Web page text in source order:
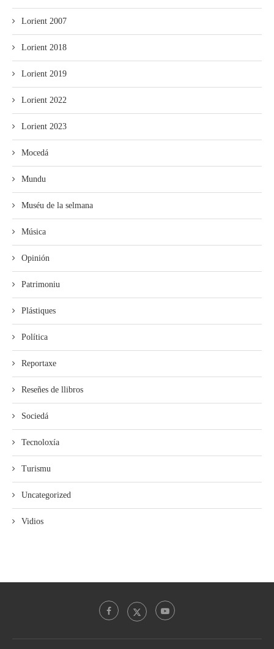
Lorient 2007
Lorient 2018
Lorient 2019
Lorient 2022
Lorient 2023
Mocedá
Mundu
Muséu de la selmana
Música
Opinión
Patrimoniu
Plástiques
Política
Reportaxe
Reseñes de llibros
Sociedá
Tecnoloxía
Turismu
Uncategorized
Vidios